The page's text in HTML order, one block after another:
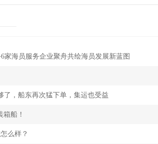
家海员服务企业聚舟共绘海员发展新蓝图
了，船东再次猛下单，集运也受益
船！
么样？